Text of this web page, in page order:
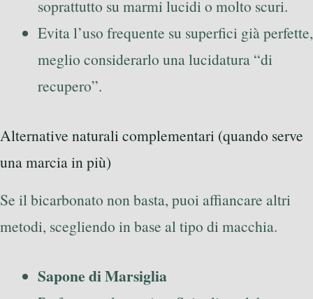
soprattutto su marmi lucidi o molto scuri.
Evita l’uso frequente su superfici già perfette,
meglio considerarlo una lucidatura “di
recupero”.
Alternative naturali complementari (quando serve
una marcia in più)
Se il bicarbonato non basta, puoi affiancare altri
metodi, scegliendo in base al tipo di macchia.
Sapone di Marsiglia